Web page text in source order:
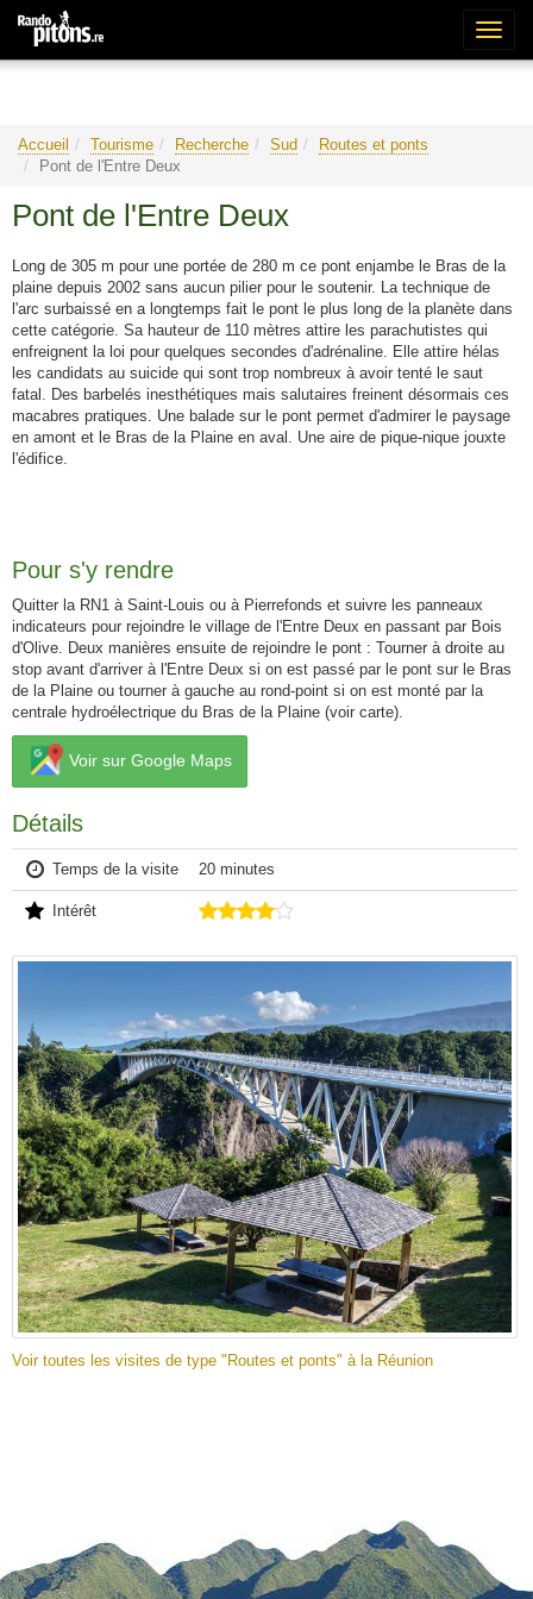
Accueil Tourisme Recherche Sud
Routes et ponts
Pont de l'Entre Deux
Pont de l'Entre Deux
Long de 305 m pour une portée de 280 m ce pont enjambe le Bras de la
plaine depuis 2002 sans aucun pilier pour le soutenir. La technique de
l'arc surbaissé en a longtemps fait le pont le plus long de la planète dans
cette catégorie. Sa hauteur de 110 mètres attire les parachutistes qui
enfreignent la loi pour quelques secondes d'adrénaline. Elle attire hélas
les candidats au suicide qui sont trop nombreux à avoir tenté le saut
fatal. Des barbelés inesthétiques mais salutaires freinent désormais ces
macabres pratiques. Une balade sur le pont permet d'admirer le paysage
en amont et le Bras de la Plaine en aval. Une aire de pique-nique jouxte
l'édifice.
Pour s'y rendre
Quitter la RN1 à Saint-Louis ou à Pierrefonds et suivre les panneaux
indicateurs pour rejoindre le village de l'Entre Deux en passant par Bois
d'Olive. Deux manières ensuite de rejoindre le pont : Tourner à droite au
stop avant d'arriver à l'Entre Deux si on est passé par le pont sur le Bras
de la Plaine ou tourner à gauche au rond-point si on est monté par la
centrale hydroélectrique du Bras de la Plaine (voir carte).
Voir sur Google Maps
Détails
Temps de la visite 20 minutes
Intérêt
Voir toutes les visites de type "Routes et ponts" à la Réunion